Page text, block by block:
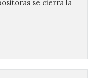
se cierra la